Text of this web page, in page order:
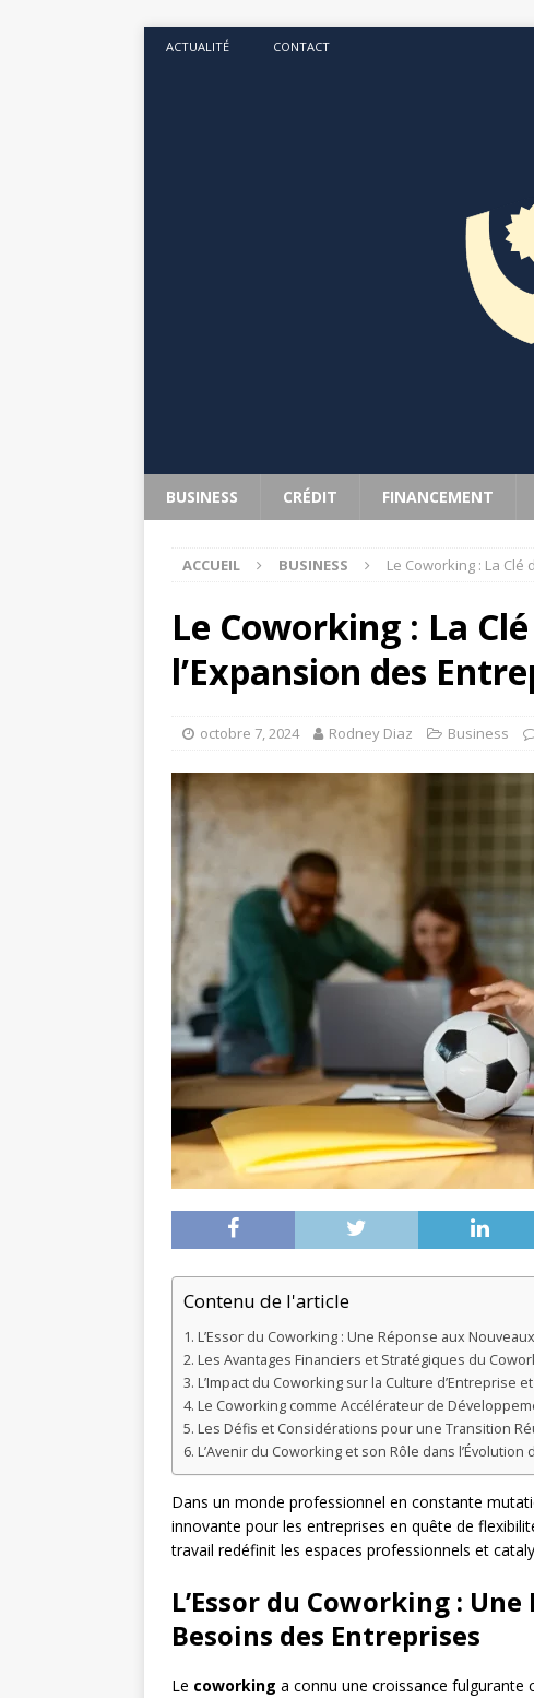
ACTUALITÉ CONTACT
BUSINESS CRÉDIT FINANCEMENT
ACCUEIL BUSINESS Le Coworking : La
Le Coworking : La
l’Expansion des
octobre 7, 2024 Rodney Diaz Business
Contenu de l'article
L’Essor du Coworking : Une Réponse aux
Les Avantages Financiers et Stratégiques du
L’Impact du Coworking sur la Culture d’Entreprise
Le Coworking comme Accélérateur de
Les Défis et Considérations pour une Transition
L’Avenir du Coworking et son Rôle dans l’Évolution
Dans un monde professionnel en constante
innovante pour les entreprises en quête de
travail redéfinit les espaces professionnels et
L’Essor du Coworking :
Besoins des Entreprises
Le coworking a connu une croissance fulgurante